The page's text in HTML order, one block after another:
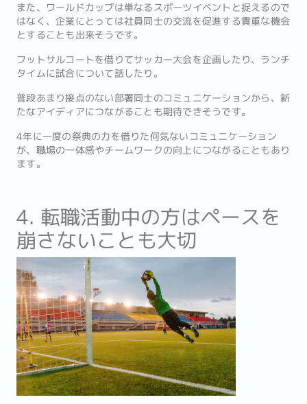
また、ワールドカップは単なるスポーツイベントと捉えるので
はなく、企業にとっては社員同士の交流を促進する貴重な機会
とすることも出来そうです。
フットサルコートを借りてサッカー大会を企画したり、ランチ
タイムに試合について話したり。
普段あまり接点のない部署同士のコミュニケーションから、新
たなアイディアにつながることも期待できそうです。
4年に一度の祭典の力を借りた何気ないコミュニケーション
が、職場の一体感やチームワークの向上につながることもあり
ます。
4. 転職活動中の方はペースを
崩さないことも大切